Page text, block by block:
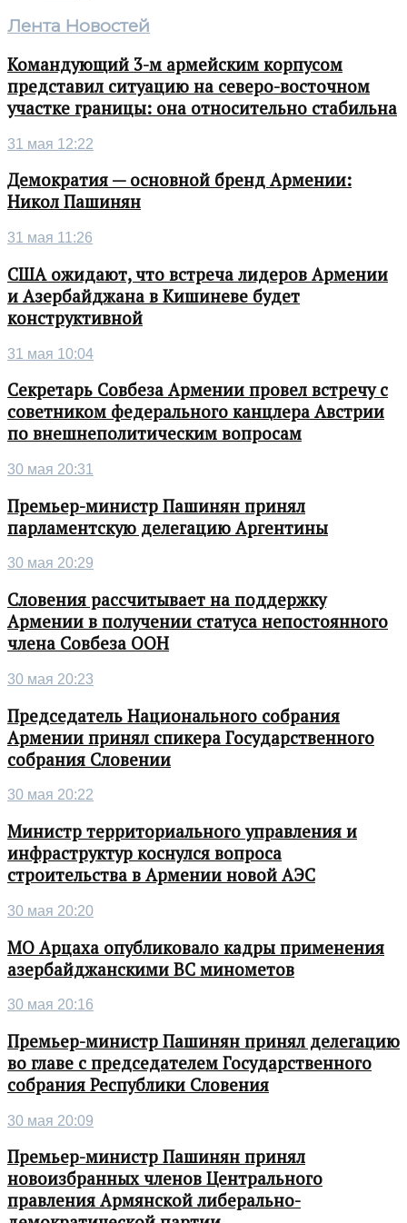
Лента Новостей
Командующий 3-м армейским корпусом
представил ситуацию на северо-восточном
участке границы: она относительно стабильна
31 мая 12:22
Демократия — основной бренд Армении:
Никол Пашинян
31 мая 11:26
США ожидают, что встреча лидеров Армении
и Азербайджана в Кишиневе будет
конструктивной
31 мая 10:04
Секретарь Совбеза Армении провел встречу с
советником федерального канцлера Австрии
по внешнеполитическим вопросам
30 мая 20:31
Премьер-министр Пашинян принял
парламентскую делегацию Аргентины
30 мая 20:29
Словения рассчитывает на поддержку
Армении в получении статуса непостоянного
члена Совбеза ООН
30 мая 20:23
Председатель Национального собрания
Армении принял спикера Государственного
собрания Словении
30 мая 20:22
Министр территориального управления и
инфраструктур коснулся вопроса
строительства в Армении новой АЭС
30 мая 20:20
МО Арцаха опубликовало кадры применения
азербайджанскими ВС минометов
30 мая 20:16
Премьер-министр Пашинян принял делегацию
во главе с председателем Государственного
собрания Республики Словения
30 мая 20:09
Премьер-министр Пашинян принял
новоизбранных членов Центрального
правления Армянской либерально-